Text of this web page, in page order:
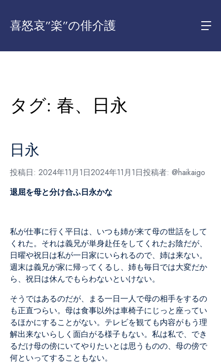
喜怒哀”楽”の俳介護
タグ: 春、日永
日永
投稿日: 2024年11月1日2024年11月1日投稿者: @haikaigo
退屈を母と分け合ふ日永かな
私が仕事に行く平日は、いつも姉が来て母の世話をして
くれた。それは義兄が単身赴任をしてくれたお陰だが、
日曜や祝日は私が一日家にいられるので、姉は来ない。
週末は義兄が家に帰ってくるし、姉も毎日では大変だか
ら、祝日は休んでもらわないといけない。
そうではあるのだが、まる一日一人で母の相手をするの
も正直つらい。母は食事以外は車椅子にじっと座ってい
るほかにすることがない。テレビを観ても内容がもう理
解出来ないらしく面白がる様子もない。私は私で、でき
るだけ母の傍にいてやりたいとは思うものの、母の傍で
何といってすることもない。